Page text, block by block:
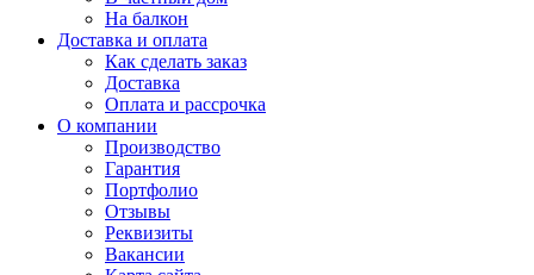
На балкон
Доставка и оплата
Как сделать заказ
Доставка
Оплата и рассрочка
О компании
Производство
Гарантия
Портфолио
Отзывы
Реквизиты
Вакансии